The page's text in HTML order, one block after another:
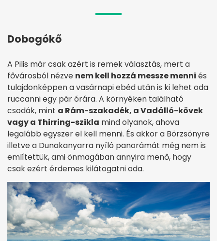
Dobogókő
A Pilis már csak azért is remek választás, mert a
fővárosból nézve nem kell hozzá messze menni és
tulajdonképpen a vasárnapi ebéd után is ki lehet oda
ruccanni egy pár órára. A környéken található
csodák, mint a Rám-szakadék, a Vadálló-kövek
vagy a Thirring-szikla mind olyanok, ahova
legalább egyszer el kell menni. És akkor a Börzsönyre
illetve a Dunakanyarra nyíló panorámát még nem is
említettük, ami önmagában annyira menő, hogy
csak ezért érdemes kilátogatni oda.